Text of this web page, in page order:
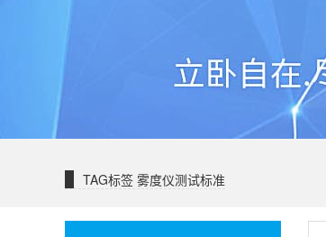
TAG标签 雾度仪测试标准